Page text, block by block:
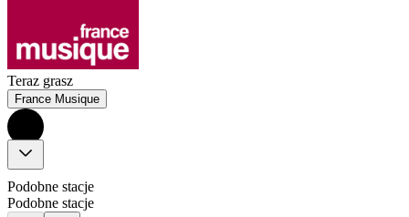
Teraz grasz
France Musique
Podobne stacje
Podobne stacje